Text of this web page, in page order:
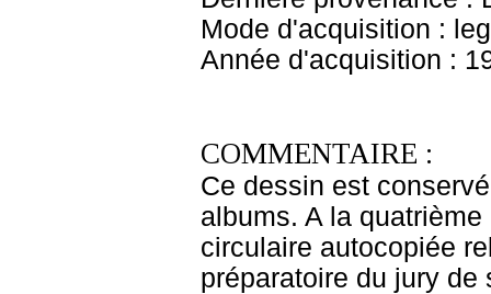
Mode d'acquisition :
Année d'acquisition :
COMMENTAIRE :
Ce dessin est
albums. A la
circulaire autocopiée
préparatoire du jury de